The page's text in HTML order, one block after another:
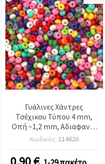
Γυάλινες Χάντρες
Τσέχικου Τύπου 4 mm,
Οπή ~1,2 mm, Αδιαφανές
Πολύχρωμο Μείγμα, 15
γρ. (~210 τεμ.)
Κωδικός: 114626